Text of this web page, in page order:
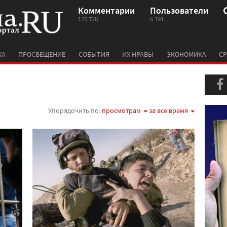
Комментарии
125 728
Пользователи
6 191
ПРОСВЕЩЕНИЕ СОБЫТИЯ ИХ НРАВЫ ЭКОНОМИКА
Упорядочить по: просмотрам за все время